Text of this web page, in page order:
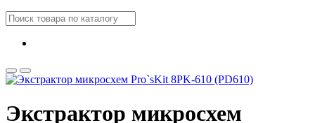
Экстрактор микросхем